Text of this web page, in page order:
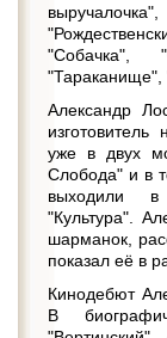
"Собачка",
"Тараканище",
Александр
уже в двух
Слобода" и в
выходили в
"Культура".
шарманок,
показал её в
Кинодебют
В